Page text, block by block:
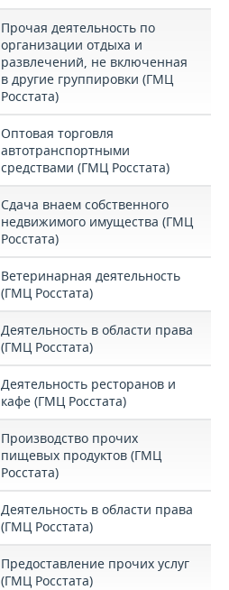
Прочая деятельность по
организации отдыха и
развлечений, не включенная
в другие группировки (ГМЦ
Росстата)
Оптовая торговля
автотранспортными
средствами (ГМЦ Росстата)
Сдача внаем собственного
недвижимого имущества (ГМЦ
Росстата)
Ветеринарная деятельность
(ГМЦ Росстата)
Деятельность в области права
(ГМЦ Росстата)
Деятельность ресторанов и
кафе (ГМЦ Росстата)
Производство прочих
пищевых продуктов (ГМЦ
Росстата)
Деятельность в области права
(ГМЦ Росстата)
Предоставление прочих услуг
(ГМЦ Росстата)